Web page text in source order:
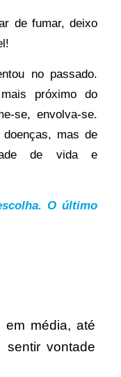
de fumar, deixo
no passado.
próximo do
se, envolva-se.
mas de
de vida e
O último
em média, até
vontade